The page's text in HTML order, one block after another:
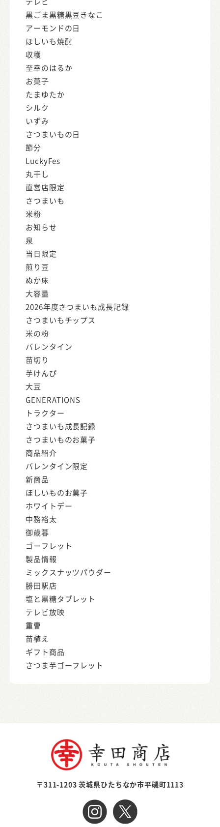
黒ごま黒糖黒豆きなこ
アーモンドの日
ほしいも焼酎
収穫
至幸のはるか
お菓子
たまゆたか
シルク
いずみ
さつまいもの日
節分
LuckyFes
丸干し
直営店限定
さつまいも
米粉
お知らせ
泉
当日限定
煎り豆
ぬか床
大容量
2026年度さつまいも成長記録
さつまいもチップス
米の粉
バレンタイン
苗切り
芋けんぴ
大豆
GENERATIONS
トラクター
さつまいも成長記録
さつまいものお菓子
商品紹介
バレンタイン限定
新商品
ほしいものお菓子
ホワイトデー
中務裕太
御歳暮
ゴーフレット
製品情報
ミックスナッツパウダー
勝田駅店
塩と黒糖タブレット
テレビ放映
重曹
苗植え
ギフト商品
さつま芋ゴーフレット
〒311-1203 茨城県ひたちなか市平磯町1113